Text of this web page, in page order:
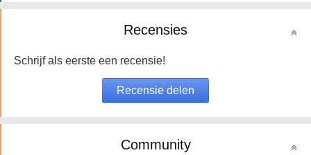
Recensies
Schrijf als eerste een recensie!
Community